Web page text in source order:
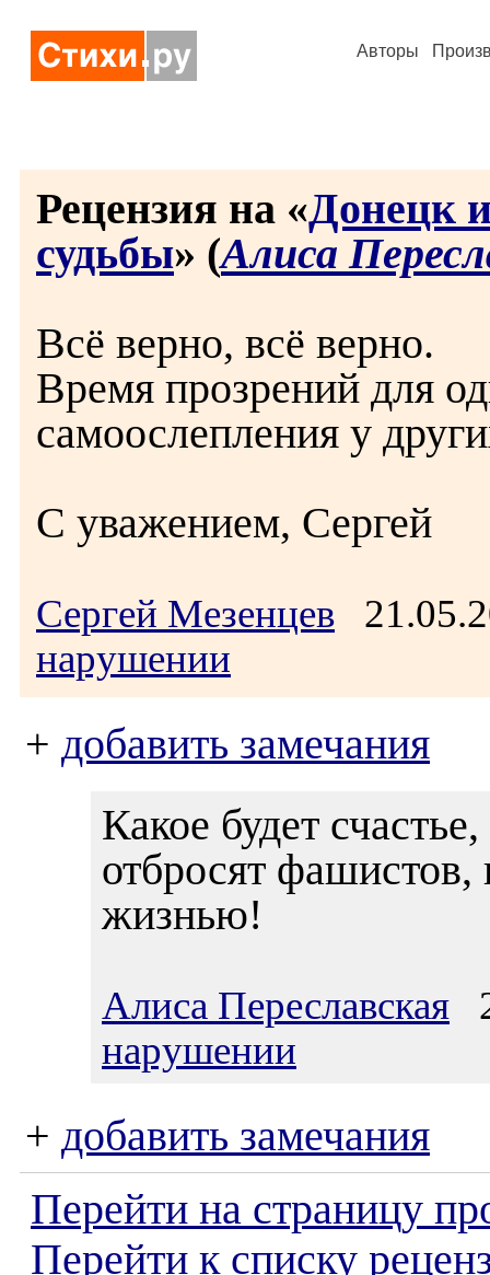
Авторы
Рецензия на «Донецк
судьбы» (Алиса
Всё верно, всё верно.
Время прозрений для
самоослепления у
С уважением, Сергей
Сергей Мезенцев
нарушении
+ добавить замечания
Какое будет
отбросят
жизнью!
Алиса Переславская
нарушении
+ добавить замечания
Перейти на страницу
Перейти к списку